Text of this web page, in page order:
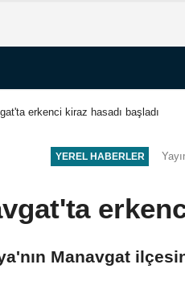
erkenci kiraz hasadı başladı
YEREL HABERLER
Manavgat